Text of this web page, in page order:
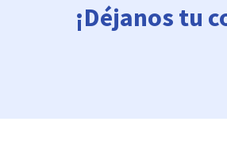
¡Déjanos tu